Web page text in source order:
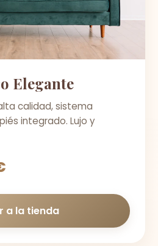
Elegante
calidad, sistema
integrado. Lujo y
a la tienda